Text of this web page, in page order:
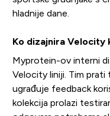
hladnije dane.
Ko dizajnira Velocity
Myprotein-ov interni
Velocity liniji. Tim
ugrađuje feedback
kolekcija prolazi